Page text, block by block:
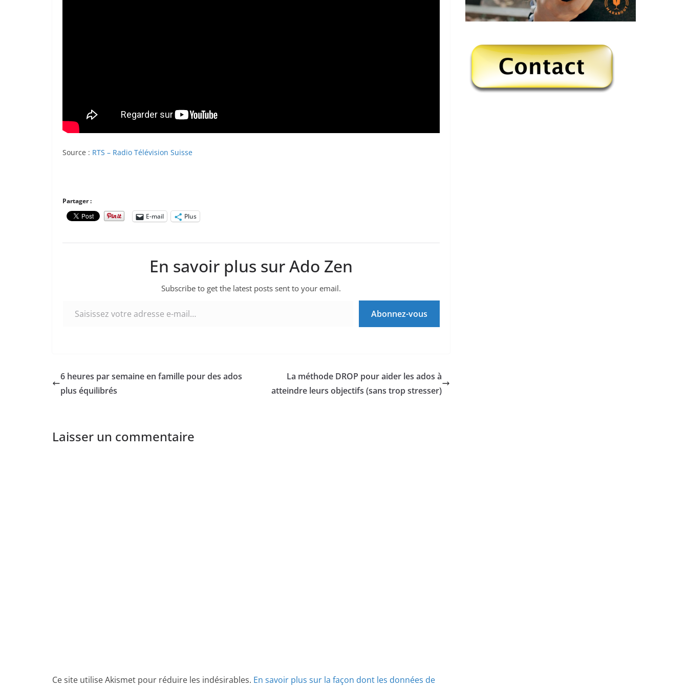
Source : RTS – Radio Télévision Suisse
Partager :
E-mail
Plus
En savoir plus sur Ado Zen
Subscribe to get the latest posts sent to your email.
Abonnez-vous
6 heures par semaine en famille pour des ados
plus équilibrés
La méthode DROP pour aider les ados à
atteindre leurs objectifs (sans trop stresser)
Laisser un commentaire
Ce site utilise Akismet pour réduire les indésirables. En savoir plus sur la façon dont les données de